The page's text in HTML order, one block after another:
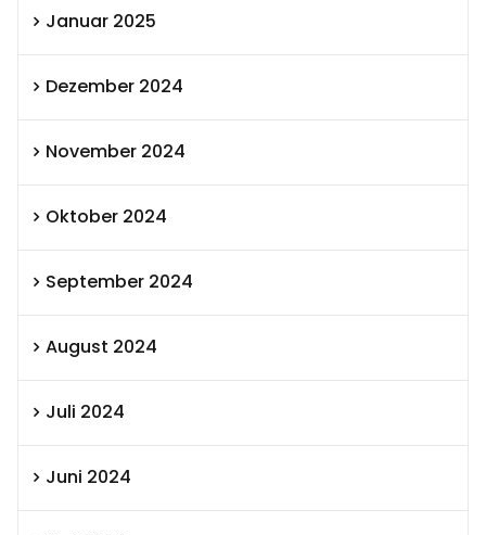
Januar 2025
Dezember 2024
November 2024
Oktober 2024
September 2024
August 2024
Juli 2024
Juni 2024